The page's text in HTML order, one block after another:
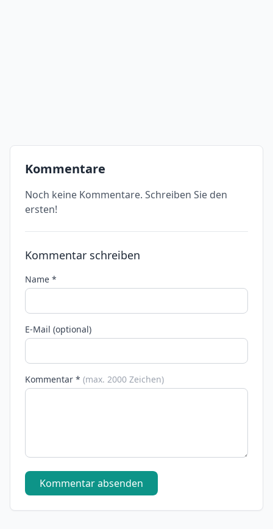
Kommentare
Noch keine Kommentare. Schreiben Sie den
ersten!
Kommentar schreiben
Name *
E-Mail (optional)
Kommentar * (max. 2000 Zeichen)
Kommentar absenden